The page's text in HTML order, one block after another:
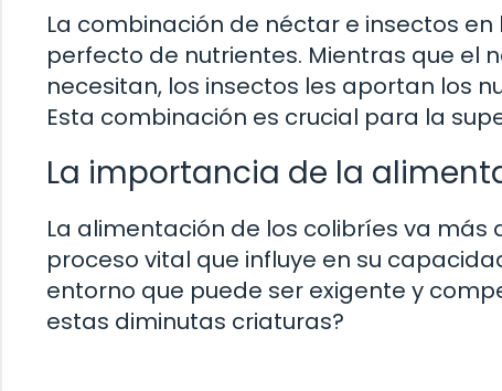
La combinación de néctar e insectos
perfecto de nutrientes. Mientras que el
necesitan, los insectos les aportan los
Esta combinación es crucial para la
La importancia de la
La alimentación de los colibríes va
proceso vital que influye en su
entorno que puede ser exigente y
estas diminutas criaturas?